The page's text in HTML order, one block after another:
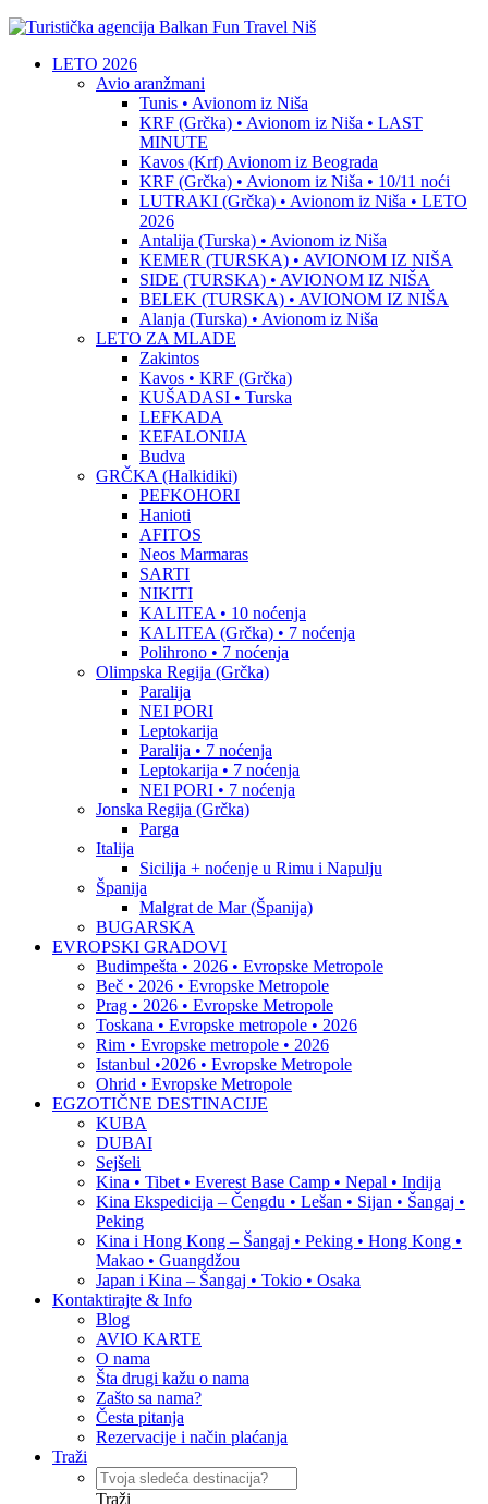
LETO 2026
Avio aranžmani
Tunis • Avionom iz Niša
KRF (Grčka) • Avionom iz Niša • LAST
MINUTE
Kavos (Krf) Avionom iz Beograda
KRF (Grčka) • Avionom iz Niša • 10/11 noći
LUTRAKI (Grčka) • Avionom iz Niša • LETO
2026
Antalija (Turska) • Avionom iz Niša
KEMER (TURSKA) • AVIONOM IZ NIŠA
SIDE (TURSKA) • AVIONOM IZ NIŠA
BELEK (TURSKA) • AVIONOM IZ NIŠA
Alanja (Turska) • Avionom iz Niša
LETO ZA MLADE
Zakintos
Kavos • KRF (Grčka)
KUŠADASI • Turska
LEFKADA
KEFALONIJA
Budva
GRČKA (Halkidiki)
PEFKOHORI
Hanioti
AFITOS
Neos Marmaras
SARTI
NIKITI
KALITEA • 10 noćenja
KALITEA (Grčka) • 7 noćenja
Polihrono • 7 noćenja
Olimpska Regija (Grčka)
Paralija
NEI PORI
Leptokarija
Paralija • 7 noćenja
Leptokarija • 7 noćenja
NEI PORI • 7 noćenja
Jonska Regija (Grčka)
Parga
Italija
Sicilija + noćenje u Rimu i Napulju
Španija
Malgrat de Mar (Španija)
BUGARSKA
EVROPSKI GRADOVI
Budimpešta • 2026 • Evropske Metropole
Beč • 2026 • Evropske Metropole
Prag • 2026 • Evropske Metropole
Toskana • Evropske metropole • 2026
Rim • Evropske metropole • 2026
Istanbul •2026 • Evropske Metropole
Ohrid • Evropske Metropole
EGZOTIČNE DESTINACIJE
KUBA
DUBAI
Sejšeli
Kina • Tibet • Everest Base Camp • Nepal • Indija
Kina Ekspedicija – Čengdu • Lešan • Sijan • Šangaj •
Peking
Kina i Hong Kong – Šangaj • Peking • Hong Kong •
Makao • Guangdžou
Japan i Kina – Šangaj • Tokio • Osaka
Kontaktirajte & Info
Blog
AVIO KARTE
O nama
Šta drugi kažu o nama
Zašto sa nama?
Česta pitanja
Rezervacije i način plaćanja
Traži
Traži